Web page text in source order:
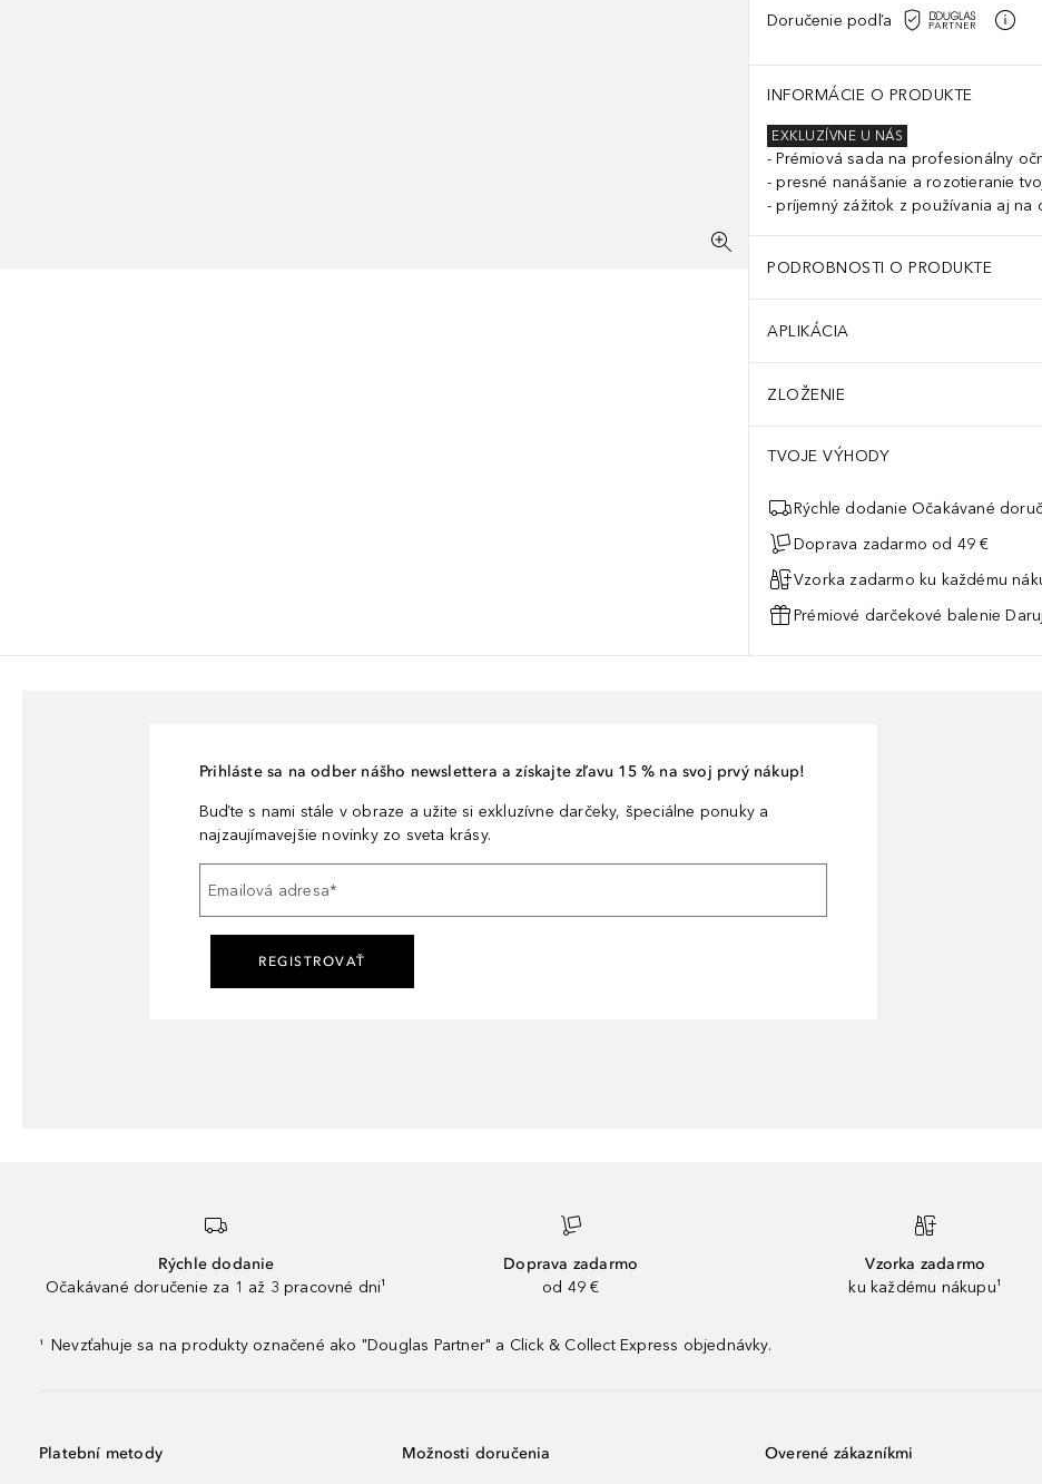
Doručenie podľa
INFORMÁCIE O PRODUKTE
EXKLUZÍVNE U NÁS
Prémiová sada na profesionálny
presné nanášanie a rozotieranie
príjemný zážitok z používania aj na
PODROBNOSTI O PRODUKTE
APLIKÁCIA
ZLOŽENIE
TVOJE VÝHODY
Rýchle dodanie Očakávané
Doprava zadarmo od 49 €
Vzorka zadarmo ku každému
Prémiové darčekové balenie
Prihláste sa na odber nášho newslettera a získajte zľavu 15 % na svoj prvý nákup!
Buďte s nami stále v obraze a užite si exkluzívne darčeky, špeciálne ponuky a
najzaujímavejšie novinky zo sveta krásy.
Emailová adresa*
REGISTROVAŤ
Rýchle dodanie
Očakávané doručenie za 1 až 3 pracovné dni¹
Doprava zadarmo
od 49 €
Vzorka zadarmo
ku každému nákupu¹
¹ Nevzťahuje sa na produkty označené ako "Douglas Partner" a Click & Collect Express objednávky.
Platební metody Možnosti doručenia Overené zákazníkmi